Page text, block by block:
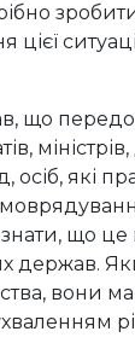
що
міністрів,
осіб, які
що
держав.
вони